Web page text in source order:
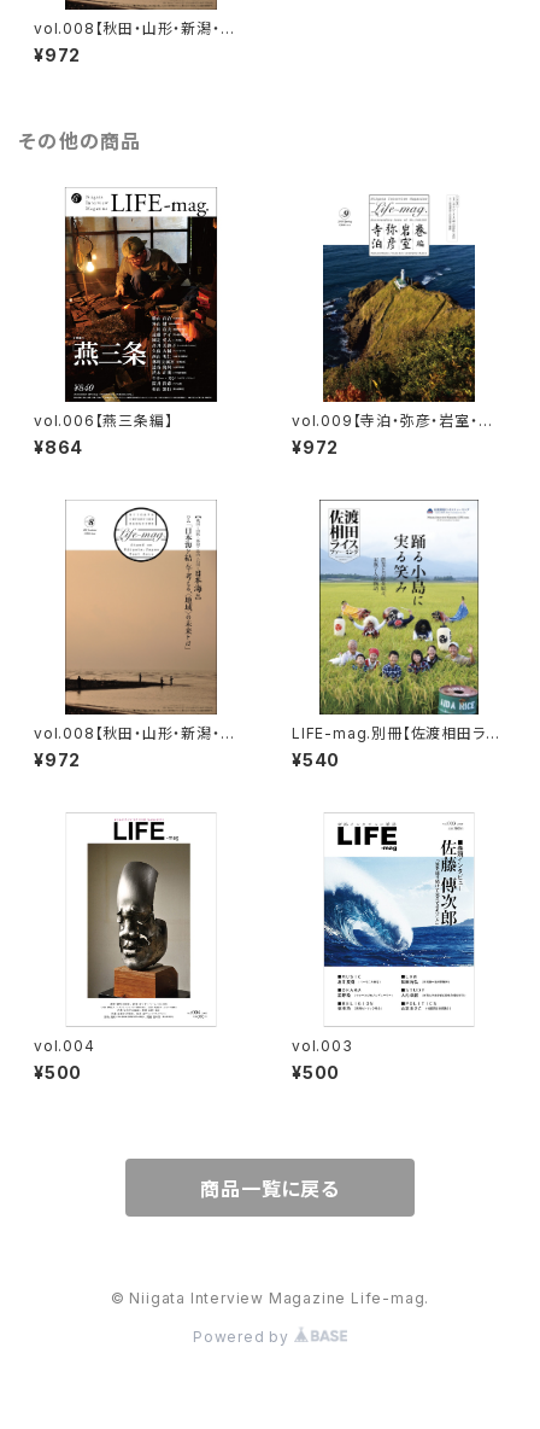
vol.008【秋田・山形・新潟・富
山・石川＝日本海編】
¥972
その他の商品
vol.006【燕三条編】
¥864
vol.009【寺泊・弥彦・岩室・巻
編】
¥972
vol.008【秋田・山形・新潟・富
山・石川＝日本海編】
¥972
LIFE-mag.別冊【佐渡相田ライ
スファーミング】
¥540
vol.004
¥500
vol.003
¥500
商品一覧に戻る
© Niigata Interview Magazine Life-mag.
Powered by